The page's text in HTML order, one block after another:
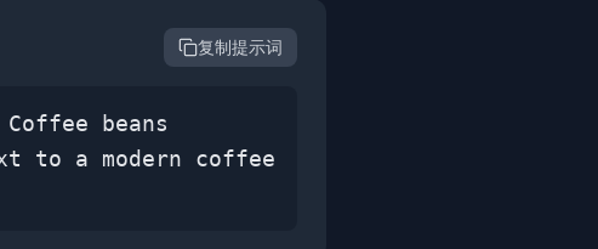
复制提示词
beans
to a modern coffee